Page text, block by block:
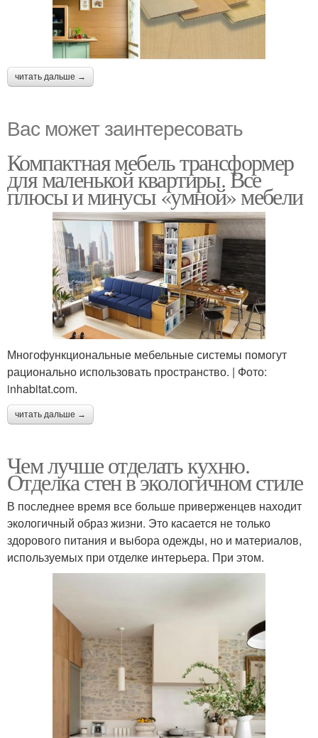
читать дальше →
Вас может заинтересовать
Компактная мебель трансформер
для маленькой квартиры. Все
плюсы и минусы «умной» мебели
Многофункциональные мебельные системы помогут
рационально использовать пространство. | Фото:
inhabitat.com.
читать дальше →
Чем лучше отделать кухню.
Отделка стен в экологичном стиле
В последнее время все больше приверженцев находит
экологичный образ жизни. Это касается не только
здорового питания и выбора одежды, но и материалов,
используемых при отделке интерьера. При этом.